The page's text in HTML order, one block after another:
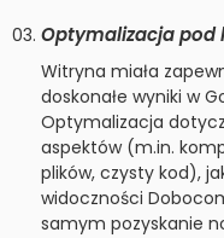
Optymalizacja pod
Witryna miała
doskonałe wyniki w
Optymalizacja
aspektów (m.in.
plików, czysty kod),
widoczności
samym pozyskanie